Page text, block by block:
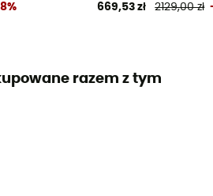
669,53 zł 2129,00 zł
razem z tym